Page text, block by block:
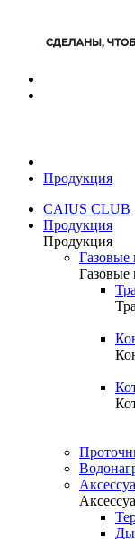
Продукция
CAIUS CLUB
Продукция
Продукция
Газовые
Газовые